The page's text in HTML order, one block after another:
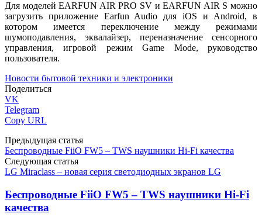
Для моделей EARFUN AIR PRO SV и EARFUN AIR S можно
загрузить приложение Earfun Audio для iOS и Android, в
котором имеется переключение между режимами
шумоподавления, эквалайзер, переназначение сенсорного
управления, игровой режим Game Mode, руководство
пользователя.
Новости бытовой техники и электроники
Поделиться
VK
Telegram
Copy URL
Предыдущая статья
Беспроводные FiiO FW5 – TWS наушники Hi-Fi качества
Следующая статья
LG Miraclass – новая серия светодиодных экранов LG
Беспроводные FiiO FW5 – TWS наушники Hi-Fi
качества